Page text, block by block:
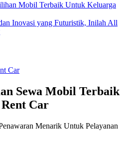
Mobil Terbaik Untuk Keluarga
Inovasi yang Futuristik, Inilah All
Sewa Mobil Terbaik
Car
Menarik Untuk Pelayanan